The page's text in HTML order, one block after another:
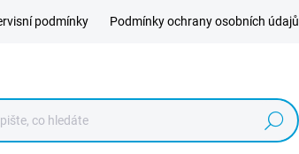
podmínky Podmínky ochrany osobních údajů
Hledat